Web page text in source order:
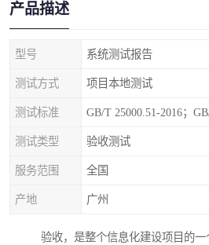
产品描述
型号 系统测试报告
测试方式 项目本地测试
测试标准 GB/T 25000.51-2016；
测试类型 验收测试
服务范围 全国
产地 广州
验收，是整个信息化建设项目的